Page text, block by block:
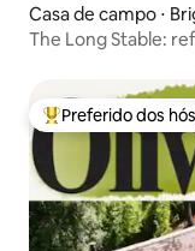
Casa de campo ⋅
The Long Stable:
Entre os melhores
Preferido dos